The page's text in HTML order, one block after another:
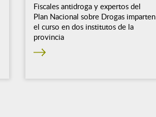
Fiscales antidroga y expertos del
Plan Nacional sobre Drogas imparten
el curso en dos institutos de la
provincia